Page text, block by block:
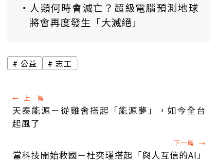
人類何時會滅亡？超級電腦預測地球
將會再度發生「大滅絕」
公益 志工
← 上一篇
天泰能源－從雞舍搭起「能源夢」，如今全台
起風了
下一篇 →
當科技開始救國－杜奕瑾搭起「與人互信的AI」